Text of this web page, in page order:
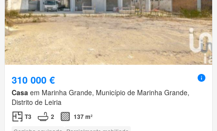
310 000 €
Casa em Marinha Grande, Município de Marinha Grande,
Distrito de Leiria
T3 2 137 m²